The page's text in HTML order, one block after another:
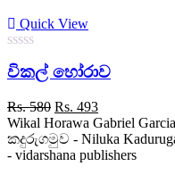
Quick View
0
out
5
විකල් හෝරාව
Rs.580 Original
price
was:
Rs. 580.
Rs. 493Current
price
is:
Rs. 493.
Wikal Horawa Gabriel
කදුරුගමුව - Niluka
- vidarshana publishers